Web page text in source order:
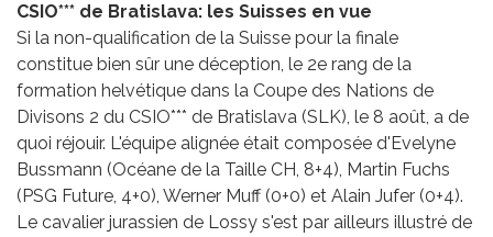
CSIO*** de Bratislava: les Suisses en vue
Si la non-qualification de la Suisse pour la finale
constitue bien sûr une déception, le 2e rang de la
formation helvétique dans la Coupe des Nations de
Divisons 2 du CSIO*** de Bratislava (SLK), le 8 août, a de
quoi réjouir. L'équipe alignée était composée d'Evelyne
Bussmann (Océane de la Taille CH, 8+4), Martin Fuchs
(PSG Future, 4+0), Werner Muff (0+0) et Alain Jufer (0+4).
Le cavalier jurassien de Lossy s'est par ailleurs illustré de